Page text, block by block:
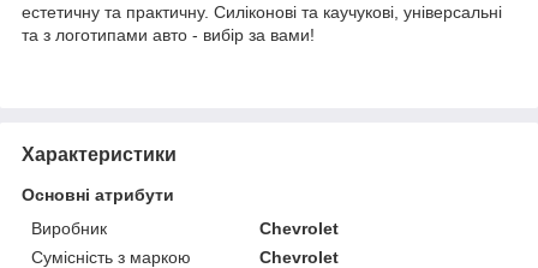
естетичну та практичну. Силіконові та каучукові, універсальні
та з логотипами авто - вибір за вами!
Характеристики
Основні атрибути
Виробник
Chevrolet
Сумісність з маркою
Chevrolet